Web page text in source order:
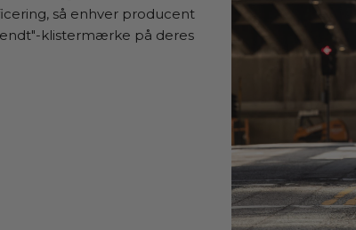
så enhver producent
klistermærke på deres